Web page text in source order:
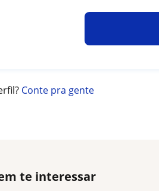
Conte pra gente
te interessar